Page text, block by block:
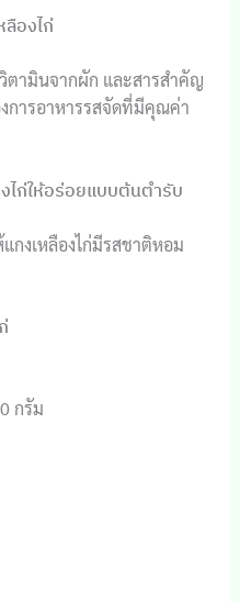
องไก่
วิตามินจากผัก และสารสำคัญ
การอาหารรสจัดที่มีคุณค่า
ไก่ให้อร่อยแบบต้นตำรับ
กงเหลืองไก่มีรสชาติหอม
กรัม